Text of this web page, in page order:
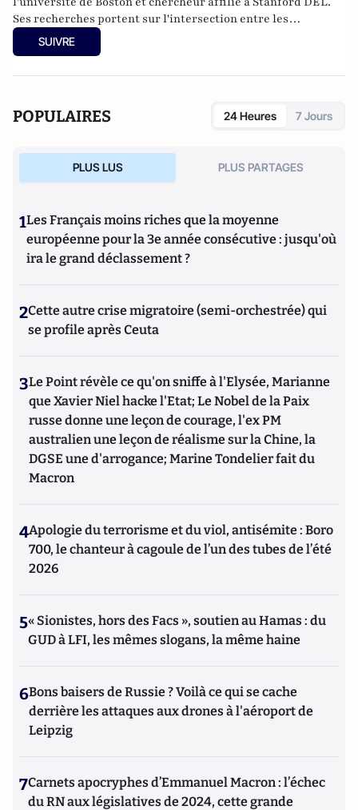
Ses recherches portent sur l'intersection entre les
simulations informatiques à grande échelle et la
modélisation structurelle, en mettant l'accent sur des sujets
SUIVRE
POPULAIRES 24 Heures 7 Jours
PLUS LUS PLUS PARTAGES
1Les Français moins riches que la moyenne
européenne pour la 3e année consécutive : jusqu'où
ira le grand déclassement ?
2Cette autre crise migratoire (semi-orchestrée) qui
se profile après Ceuta
3Le Point révèle ce qu'on sniffe à l'Elysée, Marianne
que Xavier Niel hacke l'Etat; Le Nobel de la Paix
russe donne une leçon de courage, l'ex PM
australien une leçon de réalisme sur la Chine, la
DGSE une d'arrogance; Marine Tondelier fait du
Macron
4Apologie du terrorisme et du viol, antisémite : Boro
700, le chanteur à cagoule de l’un des tubes de l’été
2026
5« Sionistes, hors des Facs », soutien au Hamas : du
GUD à LFI, les mêmes slogans, la même haine
6Bons baisers de Russie ? Voilà ce qui se cache
derrière les attaques aux drones à l'aéroport de
Leipzig
7Carnets apocryphes d’Emmanuel Macron : l’échec
du RN aux législatives de 2024, cette grande